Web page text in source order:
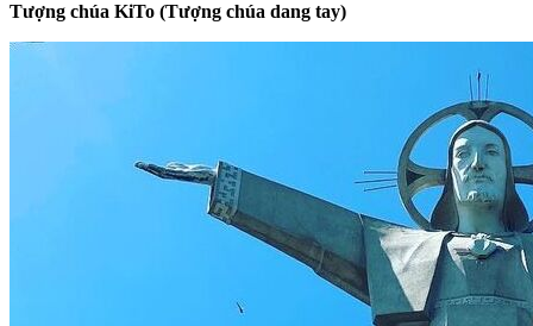
Tượng chúa KiTo (Tượng chúa dang tay)